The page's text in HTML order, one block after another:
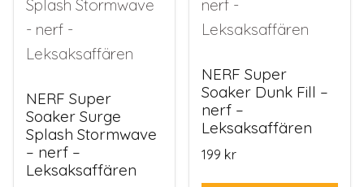
NERF Super
Soaker Surge
Splash Stormwave
– nerf –
Leksaksaffären
NERF Super
Soaker Dunk Fill –
nerf –
Leksaksaffären
199 kr